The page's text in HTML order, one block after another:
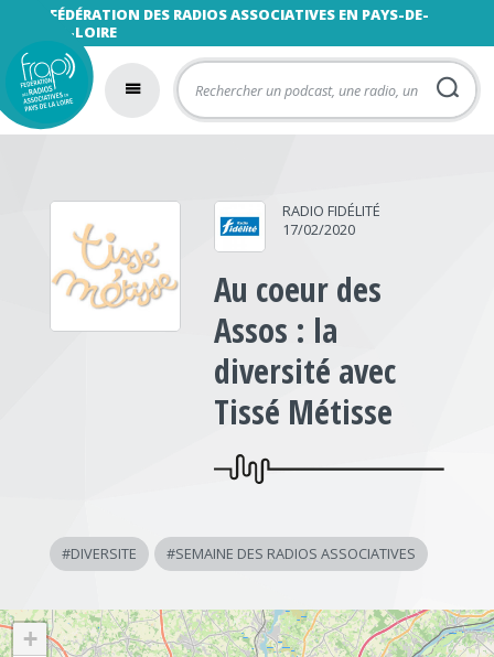
FÉDÉRATION DES RADIOS ASSOCIATIVES EN PAYS-DE-
LA-LOIRE
RADIO FIDÉLITÉ
17/02/2020
Au coeur des
Assos : la
diversité avec
Tissé Métisse
#DIVERSITE #SEMAINE DES RADIOS ASSOCIATIVES
+